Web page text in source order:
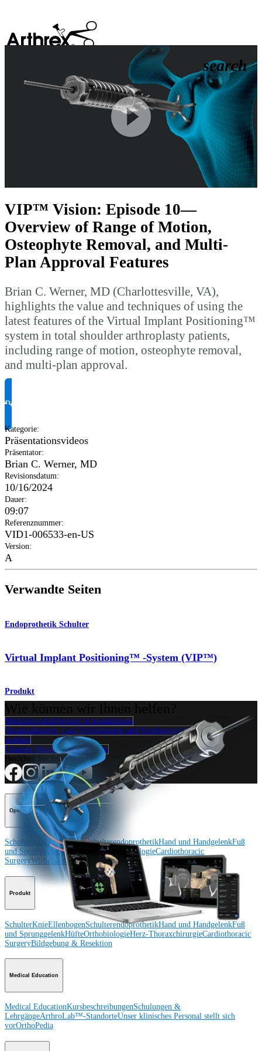
search
Play
Video
VIP™ Vision: Episode 10—
Overview of Range of Motion,
Osteophyte Removal, and Multi-
Plan Approval Features
Brian C. Werner, MD (Charlottesville, VA),
highlights the value and techniques of using the
latest features of the Virtual Implant Positioning™
system in total shoulder arthroplasty patients,
including range of motion, osteophyte removal,
and multi-plan approval.
Produktinformationen anfragen
Kategorie:
Präsentationsvideos
Präsentator:
Brian C. Werner, MD
Revisionsdatum:
10/16/2024
Dauer:
09:07
Referenznummer:
VID1-006533-en-US
Version:
A
Verwandte Seiten
Endoprothetik Schulter
Virtual Implant Positioning™ -System (VIP™)
Produkt
Medizinproduktberater:in kontaktieren
Veranstaltungen, Lab-Vorführungen und Schulungsmöglichkeiten
ansehen
Unseren Newsletter abonnieren
Besuchen Sie uns
Operationsverfahren
Schulter EllenbogenSchulterendoprothetikHand und HandgelenkFuß
und SprunggelenkTrauma Hüfte OrthobiologieCardiothoracic
SurgeryWirbelsäule
Produkt
SchulterKnieEllenbogenSchulterendoprothetikHand und HandgelenkFuß
und SprunggelenkHüfteOrthobiologieHerz-ThoraxchirurgieCardiothoracic
SurgeryBildgebung & Resektion
Medical Education
Medical EducationKursbeschreibungenSchulungen &
LehrgängeArthroLab™-StandorteUnser klinisches Personal stellt sich
vorOrthoPedia